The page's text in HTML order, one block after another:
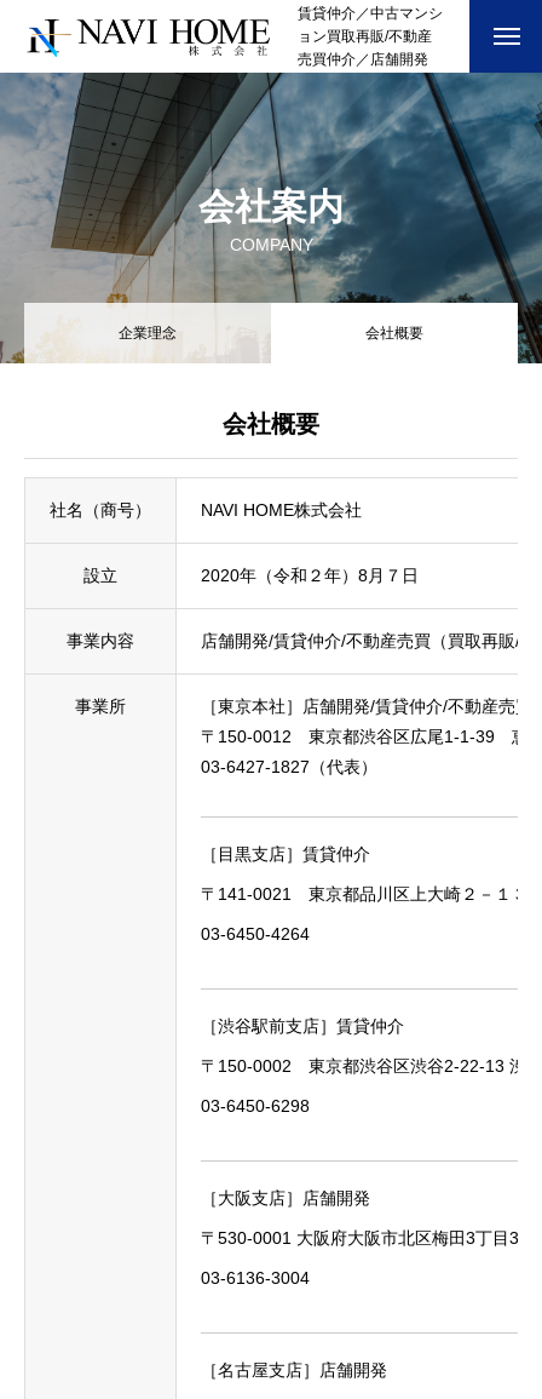
賃貸仲介／中古マンシ
ョン買取再販/不動産
売買仲介／店舗開発
会社案内
COMPANY
企業理念 会社概要
会社概要
社名（商号） NAVI HOME株式会社
設立 2020年（令和２年）8月７日
事業内容 店舗開発/賃貸仲介/不動産売買（買取再販/仲
事業所
［東京本社］店舗開発/賃貸仲介/不動産売買
〒150-0012 東京都渋谷区広尾1-1-39 恵
03-6427-1827 （代表）
［目黒支店］賃貸仲介
〒141-0021 東京都品川区上大崎２－１３
03-6450-4264
［渋谷駅前支店］賃貸仲介
〒150-0002 東京都渋谷区渋谷2-22-13 渋
03-6450-6298
［大阪支店］店舗開発
〒530-0001 大阪府大阪市北区梅田3丁目3-
03-6136-3004
［名古屋支店］店舗開発